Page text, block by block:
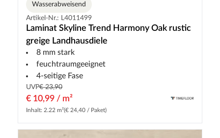
Wasserabweisend
Artikel-Nr.: L4011499
Laminat Skyline Trend Harmony Oak rustic
greige Landhausdiele
8 mm stark
feuchtraumgeeignet
4-seitige Fase
UVP€ 23,90
€ 10,99 / m²
Inhalt: 2.22 m²(€ 24,40 / Paket)